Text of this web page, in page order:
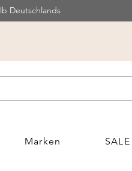
Deutschlands
Marken SALE